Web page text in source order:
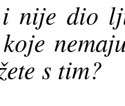
nije dio
s tim?